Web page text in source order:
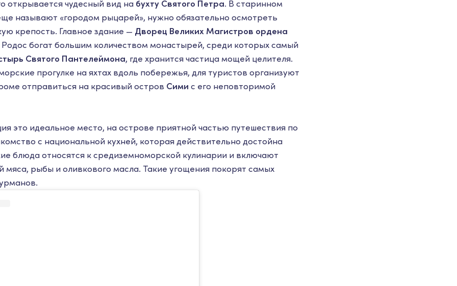
открывается чудесный вид на бухту Святого Петра. В старинном
называют «городом рыцарей», нужно обязательно осмотреть
крепость. Главное здание — Дворец Великих Магистров ордена
богат большим количеством монастырей, среди которых самый
Святого Пантелеймона, где хранится частица мощей целителя.
прогулке на яхтах вдоль побережья, для туристов организуют
отправиться на красивый остров Сими с его неповторимой
это идеальное место, на острове приятной частью путешествия по
с национальной кухней, которая действительно достойна
блюда относятся к средиземноморской кулинарии и включают
мяса, рыбы и оливкового масла. Такие угощения покорят самых